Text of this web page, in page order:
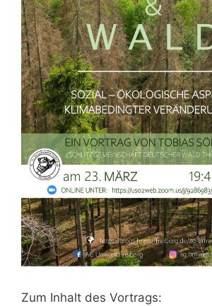
Zum Inhalt des Vortrags: